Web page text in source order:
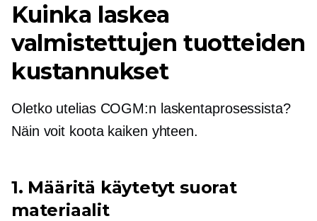
Kuinka laskea
valmistettujen tuotteiden
kustannukset
Oletko utelias COGM:n laskentaprosessista?
Näin voit koota kaiken yhteen.
1. Määritä käytetyt suorat
materiaalit